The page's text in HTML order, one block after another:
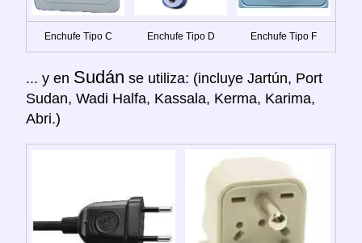
Enchufe Tipo C Enchufe Tipo D Enchufe Tipo F
... y en Sudán se utiliza: (incluye Jartún, Port
Sudan, Wadi Halfa, Kassala, Kerma, Karima,
Abri.)